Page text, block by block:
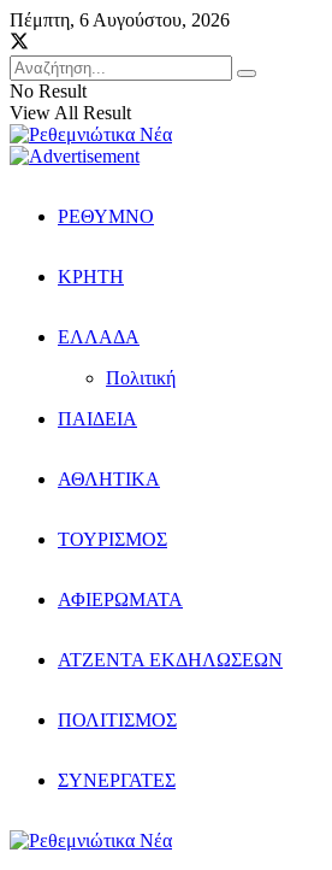
Πέμπτη, 6 Αυγούστου, 2026
No Result
View All Result
ΡΕΘΥΜΝΟ
ΚΡΗΤΗ
ΕΛΛΑΔΑ
Πολιτική
ΠΑΙΔΕΙΑ
ΑΘΛΗΤΙΚΑ
ΤΟΥΡΙΣΜΟΣ
ΑΦΙΕΡΩΜΑΤΑ
ΑΤΖΕΝΤΑ ΕΚΔΗΛΩΣΕΩΝ
ΠΟΛΙΤΙΣΜΟΣ
ΣΥΝΕΡΓΑΤΕΣ